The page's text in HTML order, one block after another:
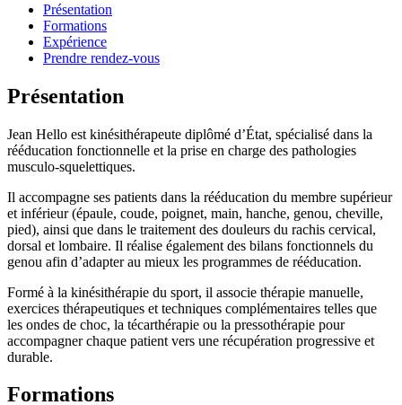
Présentation
Formations
Expérience
Prendre rendez-vous
Présentation
Jean Hello est kinésithérapeute diplômé d’État, spécialisé dans la
rééducation fonctionnelle et la prise en charge des pathologies
musculo-squelettiques.
Il accompagne ses patients dans la rééducation du membre supérieur
et inférieur (épaule, coude, poignet, main, hanche, genou, cheville,
pied), ainsi que dans le traitement des douleurs du rachis cervical,
dorsal et lombaire. Il réalise également des bilans fonctionnels du
genou afin d’adapter au mieux les programmes de rééducation.
Formé à la kinésithérapie du sport, il associe thérapie manuelle,
exercices thérapeutiques et techniques complémentaires telles que
les ondes de choc, la técarthérapie ou la pressothérapie pour
accompagner chaque patient vers une récupération progressive et
durable.
Formations